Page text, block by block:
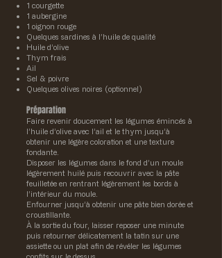
1 courgette
1 aubergine
1 oignon rouge
Quelques sardines à l’huile de qualité
Huile d’olive
Thym frais
Ail
Sel & poivre
Quelques olives noires (optionnel)
Préparation
Faire revenir doucement les légumes émincés à
l’huile d’olive avec l’ail et le thym jusqu’à
obtenir une légère coloration et une texture
fondante.
Disposer les légumes dans le fond d’un moule
légèrement huilé puis recouvrir avec la pâte
feuilletée en rentrant légèrement les bords à
l’intérieur du moule.
Enfourner jusqu’à obtenir une pâte bien dorée et
croustillante.
À la sortie du four, laisser reposer une minute
puis retourner délicatement la tatin sur une
assiette ou un plat afin de révéler les légumes